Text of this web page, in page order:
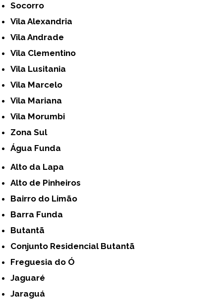
Socorro
Vila Alexandria
Vila Andrade
Vila Clementino
Vila Lusitania
Vila Marcelo
Vila Mariana
Vila Morumbi
Zona Sul
Água Funda
Alto da Lapa
Alto de Pinheiros
Bairro do Limão
Barra Funda
Butantã
Conjunto Residencial Butantã
Freguesia do Ó
Jaguaré
Jaraguá